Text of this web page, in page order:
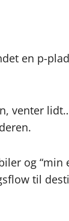
en p-
venter
og “min
til